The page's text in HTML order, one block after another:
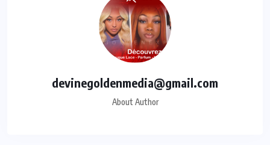
devinegoldenmedia@gmail.com
About Author